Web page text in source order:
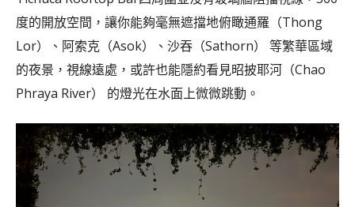
度的開放空間，讓你能夠毫無遮擋地俯瞰通羅（Thong
Lor）、阿索克（Asok）、沙吞（Sathorn） 等繁華區域
的夜景，視線遠處，或許也能隱約看見昭披耶河（Chao
Phraya River） 的燈光在水面上微微跳動。